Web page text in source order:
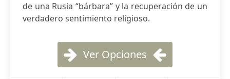
de una Rusia “bárbara” y la recuperación de un
verdadero sentimiento religioso.
Ver Opciones